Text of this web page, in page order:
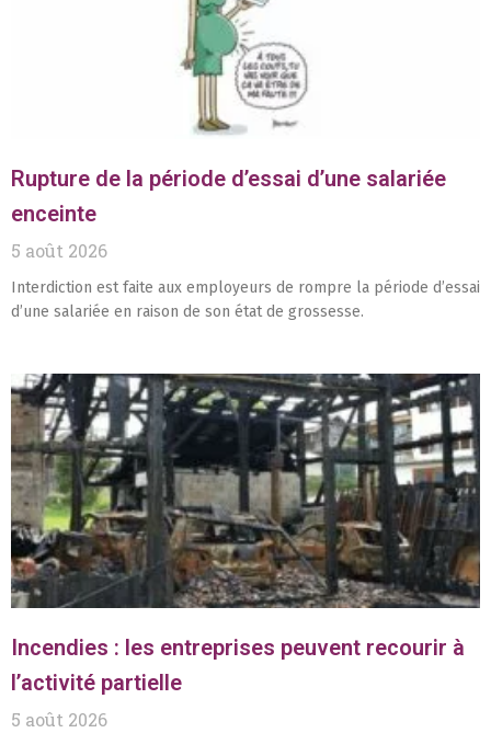
Rupture de la période d’essai d’une salariée
enceinte
5 août 2026
Interdiction est faite aux employeurs de rompre la période d’essai
d’une salariée en raison de son état de grossesse.
Incendies : les entreprises peuvent recourir à
l’activité partielle
5 août 2026